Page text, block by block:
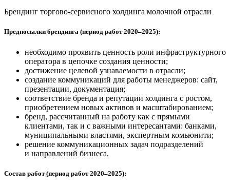
Брендинг торгово-сервисного холдинга молочной отрасли
Предпосылки брендинга (период работ 2020–2025):
необходимо проявить ценность роли инфраструктурного
оператора в цепочке создания ценности;
достижение целевой узнаваемости в отрасли;
создание коммуникаций для работы менеджеров: сайт,
презентации, документация;
соответствие бренда и репутации холдинга с ростом,
приобретением новых активов и масштабированием;
бренд, рассчитанный на работу как с прямыми
клиентами, так и с важными интересантами: банками,
муниципальными властями, экспертным комьюнити;
решение коммуникационных задач подразделений
и направлений бизнеса.
Состав работ (период работ 2020–2025):